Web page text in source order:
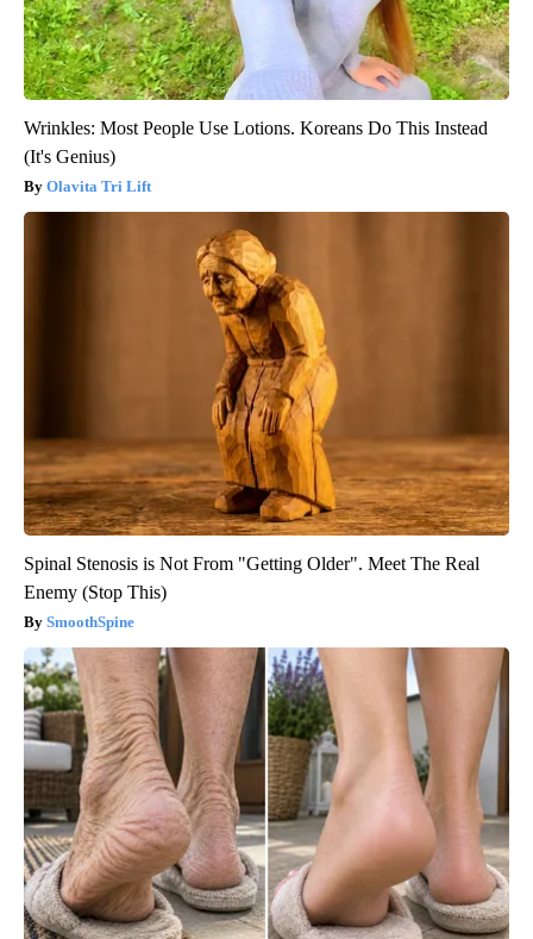
Wrinkles: Most People Use Lotions. Koreans Do This Instead
(It's Genius)
Olavita Tri Lift
Spinal Stenosis is Not From "Getting Older". Meet The Real
Enemy (Stop This)
SmoothSpine